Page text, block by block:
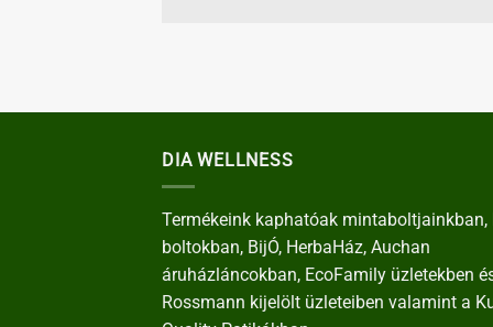
DIA WELLNESS
Termékeink kaphatóak mintaboltjainkban,
boltokban, BijÓ, HerbaHáz, Auchan
áruházláncokban, EcoFamily üzletekben
Rossmann kijelölt üzleteiben valamint a